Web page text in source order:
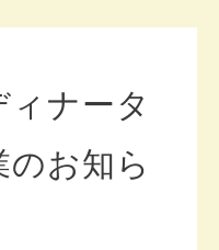
ナータ
のお知ら